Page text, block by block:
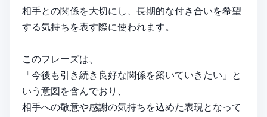
相手との関係を大切にし、長期的な付き合いを希望
する気持ちを表す際に使われます。
このフレーズは、
「今後も引き続き良好な関係を築いていきたい」と
いう意図を含んでおり、
相手への敬意や感謝の気持ちを込めた表現となって